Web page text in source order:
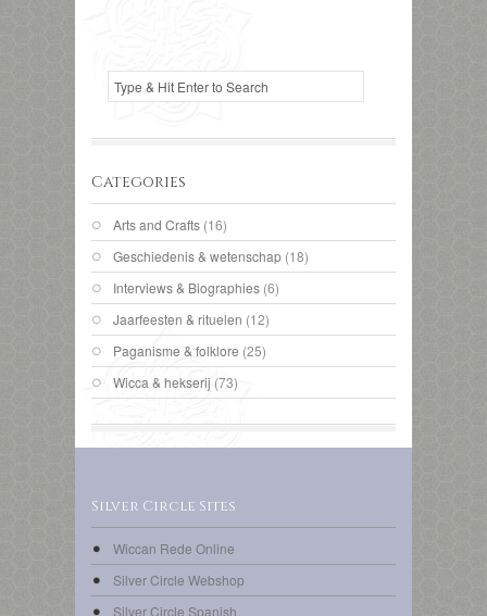
Categories
Arts and Crafts (16)
Geschiedenis & wetenschap (18)
Interviews & Biographies (6)
Jaarfeesten & rituelen (12)
Paganisme & folklore (25)
Wicca & hekserij (73)
Silver Circle Sites
Wiccan Rede Online
Silver Circle Webshop
Silver Circle Spanish